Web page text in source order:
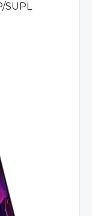
SUPL